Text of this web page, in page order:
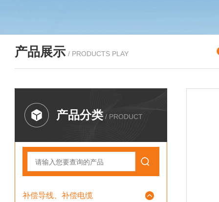
产品展示 / PRODUCTS PLAY
产品分类 / PRODUCT
补偿导线、补偿电缆